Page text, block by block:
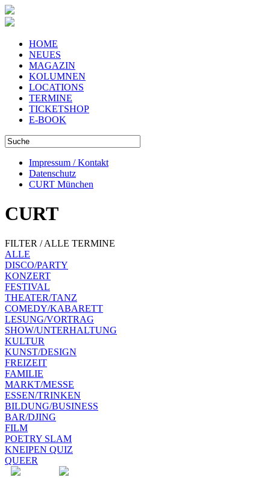
HOME
NEUES
MAGAZIN
KOLUMNEN
LOCATIONS
TERMINE
TICKETSHOP
E-BOOK
Impressum / Kontakt
Datenschutz
CURT München
CURT
FILTER / ALLE TERMINE
ALLE
DISCO/PARTY
KONZERT
FESTIVAL
THEATER/TANZ
COMEDY/KABARETT
LESUNG/VORTRAG
SHOW/UNTERHALTUNG
KULTUR
KUNST/DESIGN
FREIZEIT
FAMILIE
MARKT/MESSE
ESSEN/TRINKEN
BILDUNG/BUSINESS
BAR/DJING
FILM
POETRY SLAM
KNEIPEN QUIZ
QUEER